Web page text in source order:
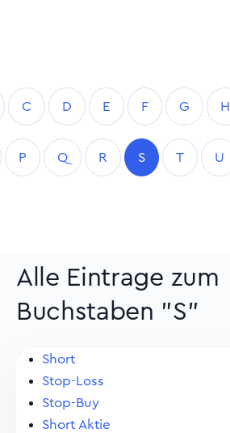
C D E F G H
P Q R S T U
Alle Eintrage zum
Buchstaben "S"
Short
Stop-Loss
Stop-Buy
Short Aktie